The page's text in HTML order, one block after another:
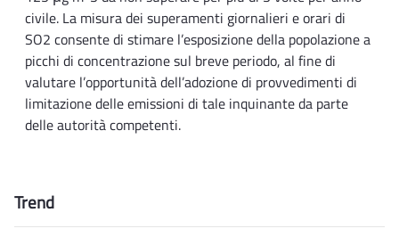
civile. La misura dei superamenti giornalieri e orari di
SO2 consente di stimare l’esposizione della popolazione a
picchi di concentrazione sul breve periodo, al fine di
valutare l’opportunità dell’adozione di provvedimenti di
limitazione delle emissioni di tale inquinante da parte
delle autorità competenti.
Trend